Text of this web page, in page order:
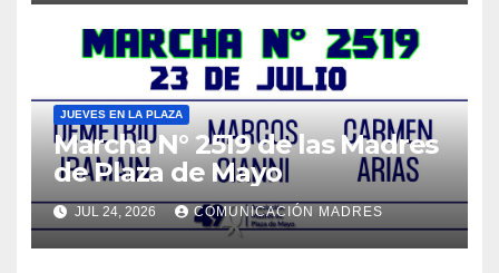
JUEVES EN LA PLAZA
Marcha N° 2519 de las Madres
de Plaza de Mayo
JUL 24, 2026 COMUNICACIÓN MADRES